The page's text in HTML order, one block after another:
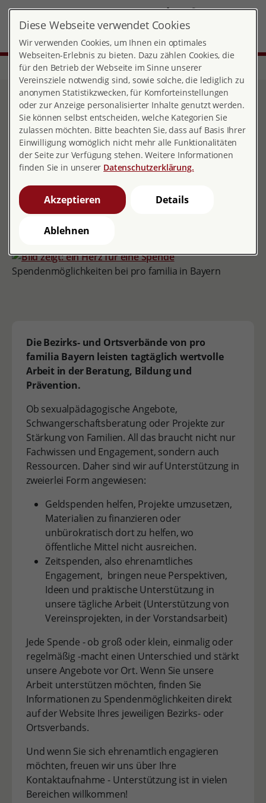
DE
Start Über pro familia Landesverbände Bayern
Spenden
alle Spenden-Möglichkeiten der Bezirks- und
Ortsverbände
Spendenmöglichkeiten bei pro familia in Bayern
Die Bezirks- und Ortsverbände von pro
familia Bayern leisten tagtäglich wertvolle
Arbeit in der Beratung, Bildung und
Prävention.
Ob sexualpädagogische Angebote,
Schwangerschaftsberatung oder Projekte zur
Stärkung von Familien. All das braucht nicht nur
Fachwissen und Engagement, sondern auch
Ressourcen. Daher sind wir auf Unterstützung in
zweierlei Form angewiesen:
Geldspenden helfen, Projekte umzusetzen,
Materialien zu finanzieren oder
unbürokratisch dort zu helfen, wo
öffentliche Mittel nicht ausreichen.
Zeitspenden, also ehrenamtliches
Engagement, bringen neue Perspektiven,
Ideen und praktische Unterstützung in
unsere tägliche Arbeit (Unterstützung von
Vereinsprojekten, in der Vorstandsarbeit)
Jede Spende - ob groß oder klein, einmalig oder
regelmäßig -macht einen Unterschied und stärkt
unsere Angebote vor Ort. Wenn Sie unsere
Arbeit unterstützen möchten, finden Sie
Informationen zu Spendenmöglichkeiten direkt
auf der Website Ihres jeweiligen Bezirks- oder
Ortsverbands.
Und wenn Sie sich ehrenamtlich engagieren
möchten, freuen wir uns über Ihre
Kontaktaufnahme - Unterstützung ist in vielen
Bereichen willkommen!
Diese Webseite verwendet Cookies
Wir verwenden Cookies, um Ihnen ein optimales
Webseiten-Erlebnis zu bieten. Dazu zählen Cookies, die
für den Betrieb der Webseite im Sinne unserer
Vereinsziele notwendig sind, sowie solche, die lediglich zu
anonymen Statistikzwecken, für Komforteinstellungen
oder zur Anzeige personalisierter Inhalte genutzt werden.
Sie können selbst entscheiden, welche Kategorien Sie
zulassen möchten. Bitte beachten Sie, dass auf Basis Ihrer
Einwilligung womöglich nicht mehr alle Funktionalitäten
der Seite zur Verfügung stehen. Weitere Informationen
finden Sie in unserer Datenschutzerklärung.
Akzeptieren Details
Ablehnen